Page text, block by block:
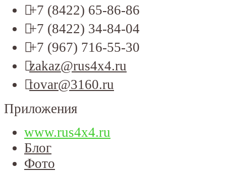
+7 (8422) 65-86-86
+7 (8422) 34-84-04
+7 (967) 716-55-30
zakaz@rus4x4.ru
tovar@3160.ru
Приложения
www.rus4x4.ru
Блог
Фото